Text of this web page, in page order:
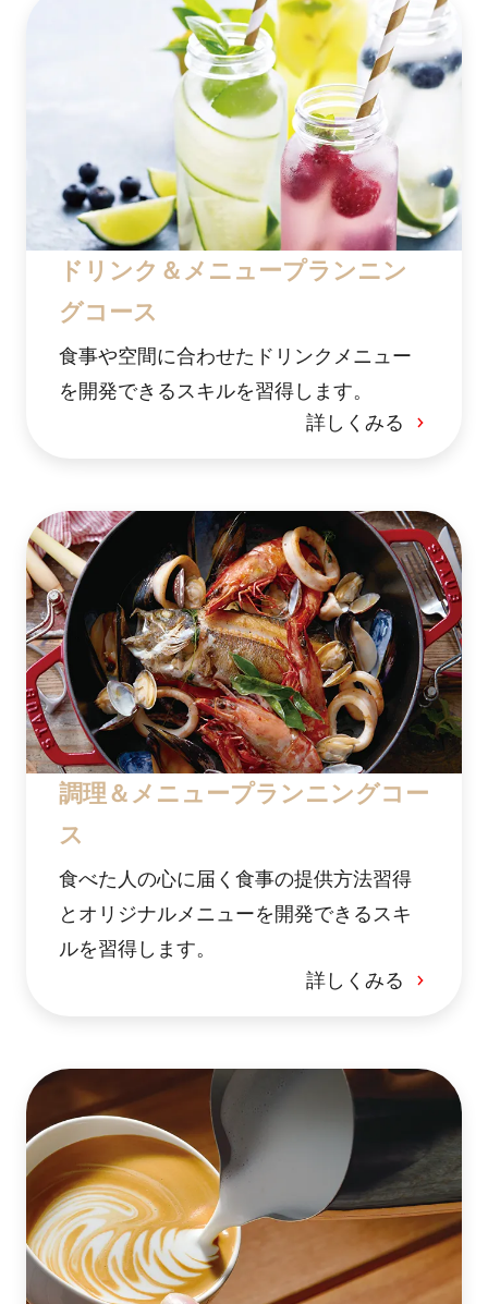
ドリンク＆メニュープランニン
グコース
食事や空間に合わせたドリンクメニュー
を開発できるスキルを習得します。
詳しくみる
調理＆メニュープランニングコー
ス
食べた人の心に届く食事の提供方法習得
とオリジナルメニューを開発できるスキ
ルを習得します。
詳しくみる